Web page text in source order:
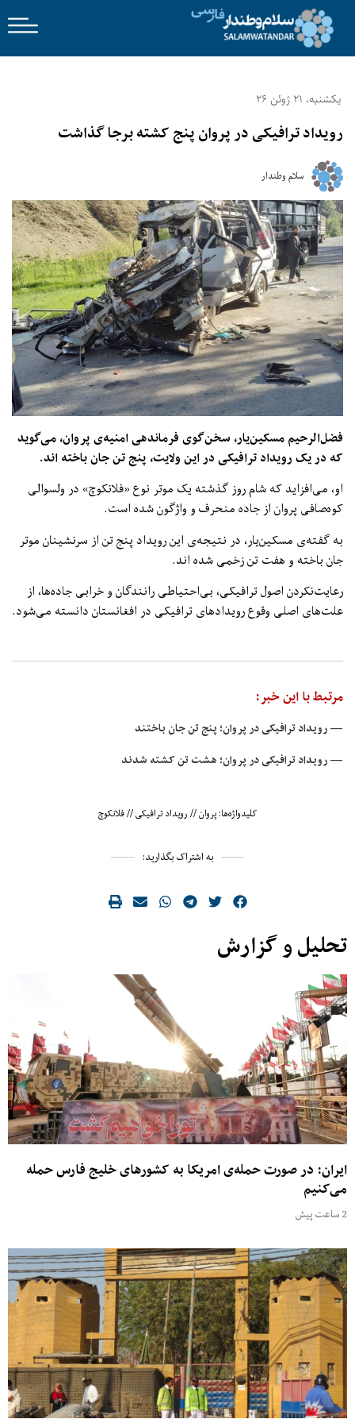
یکشنبه، 21 ژوئن 26
رویداد ترافیکی در پروان پنج کشته برجا گذاشت
سلام وطندار
فضل‌الرحیم مسکین‌یار، سخن‌گوی فرماندهی امنیه‌ی پروان، می‌گوید
که در یک رویداد ترافیکی در این ولایت، پنج تن جان باخته اند.
او، می‌افزاید که شام روز گذشته یک موتر نوع «فلانکوچ» در ولسوالی
کوه‌صافی پروان از جاده منحرف و واژگون شده است.
به گفته‌ی مسکین‌یار، در نتیجه‌ی این رویداد پنج تن از سرنشینان موتر
جان باخته و هفت تن زخمی شده اند.
رعایت‌نکردن اصول ترافیکی، بی‌احتیاطی رانندگان و خرابی جاده‌ها، از
علت‌های اصلی وقوع رویدادهای ترافیکی در افغانستان دانسته می‌شود.
مرتبط با این خبر:
— رویداد ترافیکی در پروان؛ پنج تن جان باختند
— رویداد ترافیکی در پروان؛ هشت تن کشته شدند
کلیدواژه‌ها:پروان//رویداد ترافیکی//فلانکوچ
به اشتراک بگذارید:
تحلیل و گزارش
ایران: در صورت حمله‌ی امریکا به کشورهای خلیج فارس حمله
می‌کنیم
2 ساعت پیش